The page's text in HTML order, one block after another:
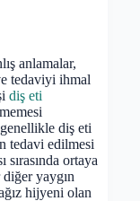
anlamalar,
tedaviyi ihmal
diş eti
diş eti
tedavi edilmesi
sırasında ortaya
yaygın
hijyeni olan